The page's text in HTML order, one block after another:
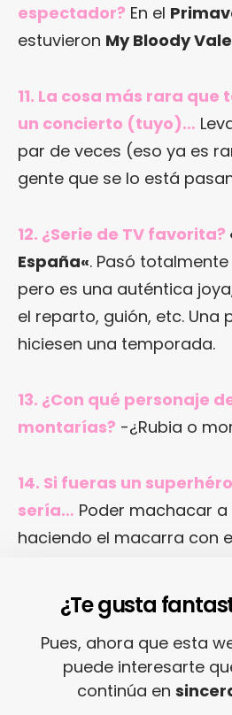
espectador? En el
estuvieron My Bloody
11. La cosa más rara que
un concierto (tuyo)…
par de veces (eso ya es
gente que se lo está
12. ¿Serie de TV favorita?
España«. Pasó
pero es una auténtica
el reparto, guión, etc. Una
hiciesen una temporada.
13. ¿Con qué personaje
montarías? -¿Rubia o
14. Si fueras un
sería… Poder machacar
haciendo el macarra con
15. Si pudieras cambiar
persona durante 24h,
que preferiría mejor con
grandes felinos, ¡pero que
¿Te gusta
Pues, ahora que esta
puede interesarte
continúa en